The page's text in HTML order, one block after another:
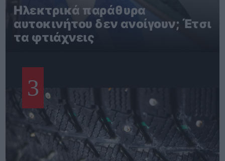
Ηλεκτρικά παράθυρα
αυτοκινήτου δεν ανοίγουν; Έτσι
τα φτιάχνεις
3